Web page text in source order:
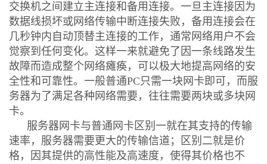
交换机之间建立主连接和备用连接。一旦主连接因为
数据线损坏或网络传输中断连接失败，备用连接会在
几秒钟内自动顶替主连接的工作，通常网络用户不会
觉察到任何变化。这样一来就避免了因一条线路发生
故障而造成整个网络瘫痪，可以极大地提高网络的安
全性和可靠性。一般普通PC只需一块网卡即可，而服
务器为了满足各种网络需要，往往需要两块或多块网
卡。
服务器网卡与普通网卡区别一就在其支持的传输
速率，服务器需要更大的传输信道；区别二就是价
格，因其提供的高性能及高速度，使得其价格也不